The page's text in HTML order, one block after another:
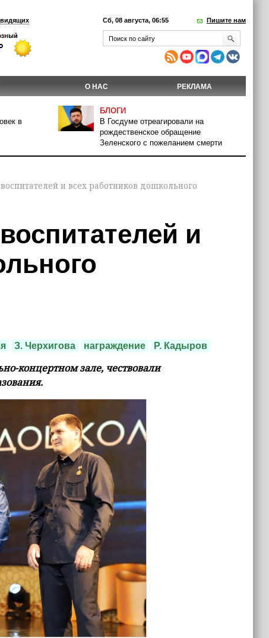
Сб, 08 августа, 06:55 Пишите нам
О НАС РЕКЛАМА
в
БЛОГИ
В Госдуме отреагировали на
рождественское обращение
Зеленского с пожеланием смерти
и всех работников дошкольного
и
З. Черхигова награждение Р. Кадыров
концертном зале, чествовали